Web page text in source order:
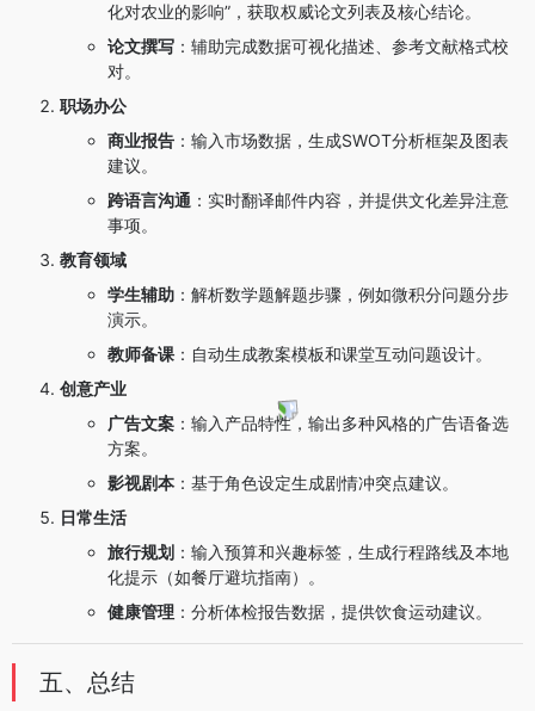
化对农业的影响”，获取权威论文列表及核心结论。
论文撰写 ：辅助完成数据可视化描述、参考文献格式校
对。
职场办公
商业报告 ：输入市场数据，生成SWOT分析框架及图表
建议。
跨语言沟通 ：实时翻译邮件内容，并提供文化差异注意
事项。
教育领域
学生辅助 ：解析数学题解题步骤，例如微积分问题分步
演示。
教师备课 ：自动生成教案模板和课堂互动问题设计。
创意产业
广告文案 ：输入产品特性，输出多种风格的广告语备选
方案。
影视剧本 ：基于角色设定生成剧情冲突点建议。
日常生活
旅行规划 ：输入预算和兴趣标签，生成行程路线及本地
化提示（如餐厅避坑指南）。
健康管理 ：分析体检报告数据，提供饮食运动建议。
五、总结